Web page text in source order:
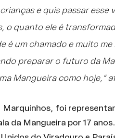
e quis passar
o quanto ele é
é um chamado e muito
preparar o futuro da
Mangueira como hoje,”
Marquinhos, foi
da Mangueira por 17